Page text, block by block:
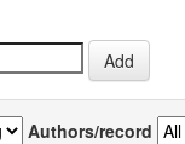
Authors/record